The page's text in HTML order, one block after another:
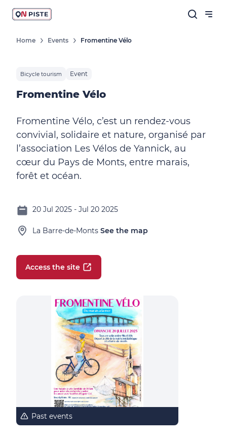
Home Events Fromentine Vélo
Bicycle tourism Event
Fromentine Vélo
Fromentine Vélo, c’est un rendez-vous
convivial, solidaire et nature, organisé par
l’association Les Vélos de Yannick, au
cœur du Pays de Monts, entre marais,
forêt et océan.
20 Jul 2025 - Jul 20 2025
La Barre-de-Monts See the map
Access the site
Past events